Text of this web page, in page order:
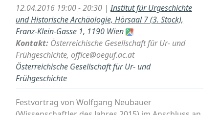
12.04.2016 19:00 - 20:30 |Institut für Urgeschichte
und Historische Archäologie, Hörsaal 7 (3. Stock),
Franz-Klein-Gasse 1, 1190 Wien
Kontakt: Österreichische Gesellschaft für Ur- und
Frühgeschichte, office@oeguf.ac.at
Österreichische Gesellschaft für Ur- und
Frühgeschichte
Festvortrag von Wolfgang Neubauer